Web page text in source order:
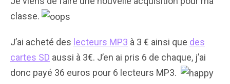
classe.
J’ai acheté des lecteurs MP3 à 3 € ainsi que des
cartes SD aussi à 3€. J’en ai pris 6 de chaque, j’ai
donc payé 36 euros pour 6 lecteurs MP3.